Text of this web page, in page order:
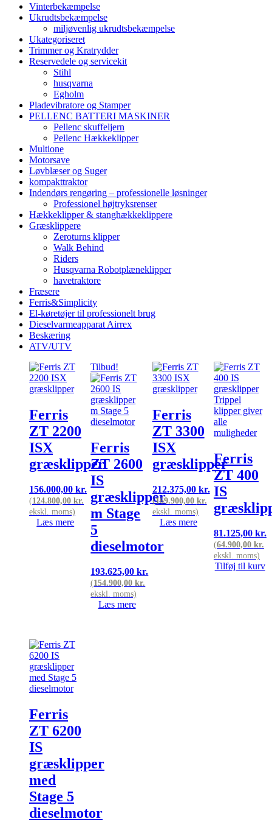
Vinterbekæmpelse
Ukrudtsbekæmpelse
miljøvenlig ukrudtsbekæmpelse
Ukategoriseret
Trimmer og Kratrydder
Reservedele og servicekit
Stihl
husqvarna
Egholm
Pladevibratore og Stamper
PELLENC BATTERI MASKINER
Pellenc skuffeljern
Pellenc Hækkeklipper
Multione
Motorsave
Løvblæser og Suger
kompakttraktor
Indendørs rengøring – professionelle løsninger
Professionel højtryksrenser
Hækkeklipper & stanghækkeklippere
Græsklippere
Zeroturns klipper
Walk Behind
Riders
Husqvarna Robotplæneklipper
havetraktore
Fræsere
Ferris&Simplicity
El-køretøjer til professionelt brug
Dieselvarmeapparat Airrex
Beskæring
ATV/UTV
Ferris
ZT 2200
ISX
græsklipper
156.000,00 kr.
(124.800,00 kr.
ekskl. moms)
Læs mere
Tilbud!
Ferris
ZT 2600
IS
græsklipper
m Stage
5
dieselmotor
193.625,00kr.
(154.900,00kr.
ekskl. moms)
Læs mere
Ferris
ZT 3300
ISX
græsklipper
212.375,00 kr.
(169.900,00 kr.
ekskl. moms)
Læs mere
Ferris
ZT 400
IS
81.125,00 kr.
(64.900,00 kr.
ekskl. moms)
Tilføj til kurv
Ferris
ZT 6200
IS
græsklipper
med
Stage 5
dieselmotor